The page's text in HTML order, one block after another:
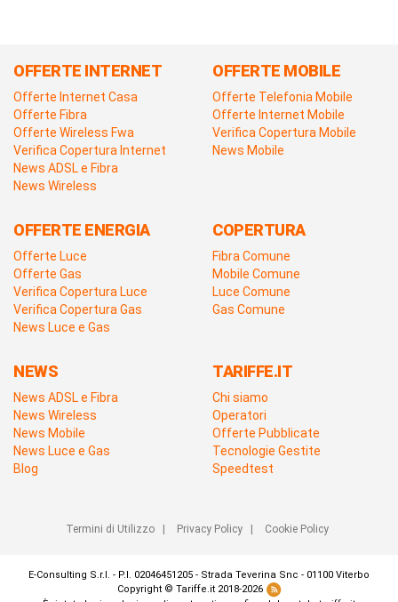
OFFERTE INTERNET
Offerte Internet Casa
Offerte Fibra
Offerte Wireless Fwa
Verifica Copertura Internet
News ADSL e Fibra
News Wireless
OFFERTE MOBILE
Offerte Telefonia Mobile
Offerte Internet Mobile
Verifica Copertura Mobile
News Mobile
OFFERTE ENERGIA
Offerte Luce
Offerte Gas
Verifica Copertura Luce
Verifica Copertura Gas
News Luce e Gas
COPERTURA
Fibra Comune
Mobile Comune
Luce Comune
Gas Comune
NEWS
News ADSL e Fibra
News Wireless
News Mobile
News Luce e Gas
Blog
TARIFFE.IT
Chi siamo
Operatori
Offerte Pubblicate
Tecnologie Gestite
Speedtest
Termini di Utilizzo| Privacy Policy| Cookie Policy
E-Consulting S.r.l. - P.I. 02046451205 - Strada Teverina Snc - 01100 Viterbo
Copyright © Tariffe.it 2018-2026